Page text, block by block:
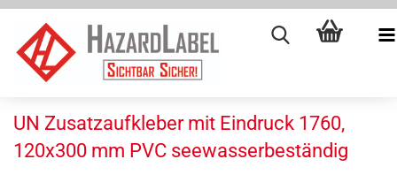
UN Zusatzaufkleber mit Eindruck 1760,
120x300 mm PVC seewasserbeständig